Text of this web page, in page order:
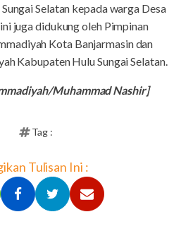
Selatan kepada warga Desa
juga didukung oleh Pimpinan
Kota Banjarmasin dan
Kabupaten Hulu Sungai Selatan.
Muhammad Nashir]
Tag :
Tulisan Ini :